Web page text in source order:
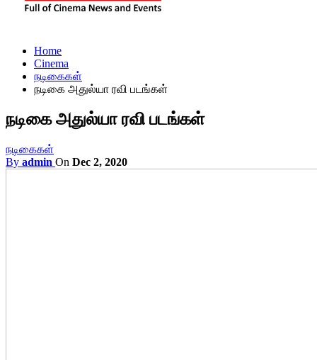
Home
Cinema
நடிகைகள்
நடிகை அதுல்யா ரவி படங்கள்
நடிகை அதுல்யா ரவி படங்கள்
நடிகைகள்
By admin On Dec 2, 2020